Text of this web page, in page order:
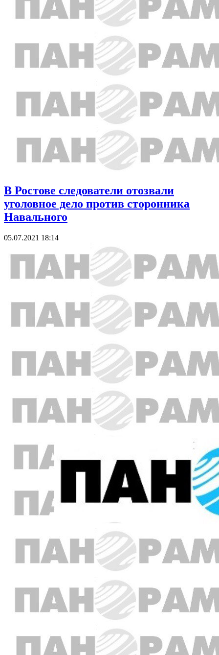
В Ростове следователи отозвали
уголовное дело против сторонника
Навального
05.07.2021 18:14